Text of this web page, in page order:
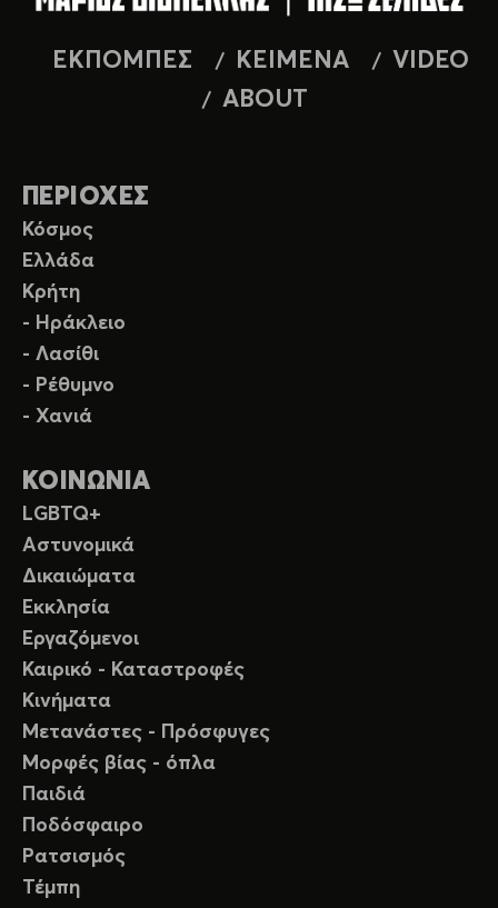
ΕΚΠΟΜΠΕΣ ΚΕΙΜΕΝΑ
VIDEO
ABOUT
ΠΕΡΙΟΧΕΣ
Κόσμος
Ελλάδα
Κρήτη
- Ηράκλειο
- Λασίθι
- Ρέθυμνο
- Χανιά
ΚΟΙΝΩΝΙΑ
LGBTQ+
Αστυνομικά
Δικαιώματα
Εκκλησία
Εργαζόμενοι
Καιρικό - Καταστροφές
Κινήματα
Μετανάστες - Πρόσφυγες
Μορφές βίας - όπλα
Παιδιά
Ποδόσφαιρο
Ρατσισμός
Τέμπη